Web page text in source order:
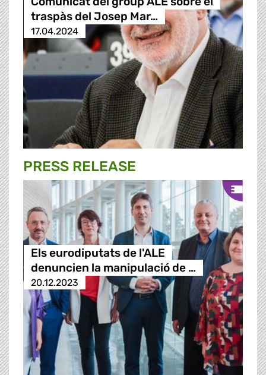
traspàs del Josep Mar…
17.04.2024
PRESS RELEASE
Els eurodiputats de l'ALE
denuncien la manipulació de …
20.12.2023